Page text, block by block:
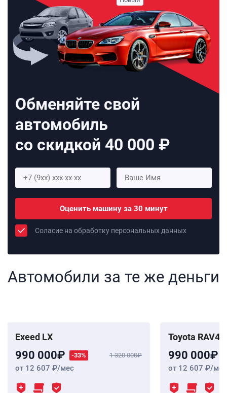
Обменяйте свой
автомобиль
со скидкой 40 000 ₽
Оценить машину за 30 минут
Соласие на обработку персональных данных
Автомобили за те же деньги
Exeed LX
990 000 -33% 1 320 000
от 12 607 /мес
Toyota RAV4
990 000
от 12 607 /мес